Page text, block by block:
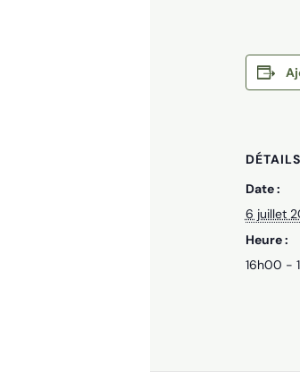
DÉTAILS
Date :
6 juillet
Heure :
16h00 -